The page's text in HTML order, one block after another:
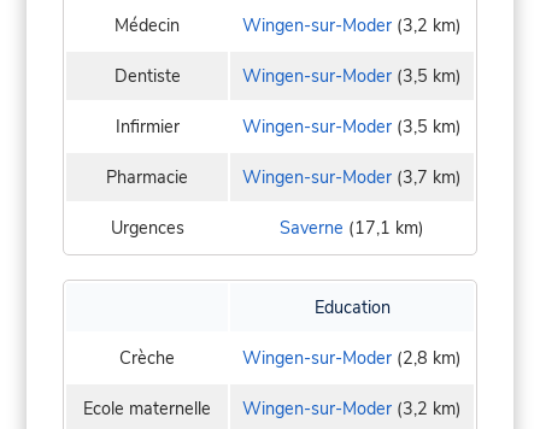
Médecin Wingen-sur-Moder (3,2 km)
Dentiste Wingen-sur-Moder (3,5 km)
Infirmier Wingen-sur-Moder (3,5 km)
Pharmacie Wingen-sur-Moder (3,7 km)
Urgences Saverne (17,1 km)
Education
Crèche Wingen-sur-Moder (2,8 km)
Ecole maternelle Wingen-sur-Moder (3,2 km)